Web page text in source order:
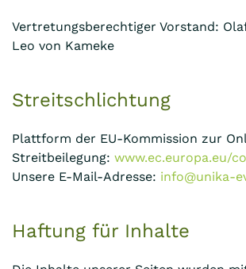
Vertretungsberechtiger Vorstand:
Leo von Kameke
Streitschlichtung
Plattform der EU-Kommission zur
Streitbeilegung: www.ec.europa.eu/
Unsere E-Mail-Adresse: info@unika-
Haftung für Inhalte